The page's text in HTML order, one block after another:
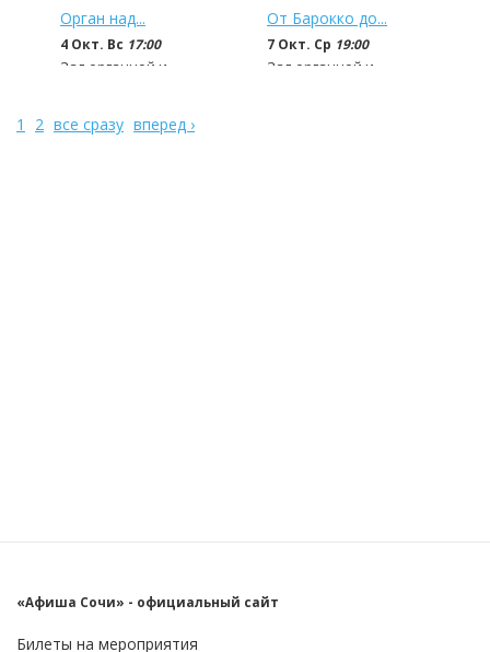
Орган над...
4 Окт. Вс 17:00
Зал органной и...
От Барокко до...
7 Окт. Ср 19:00
Зал органной и...
1 2 все сразу вперед ›
«Афиша Сочи» - официальный сайт
Билеты на мероприятия